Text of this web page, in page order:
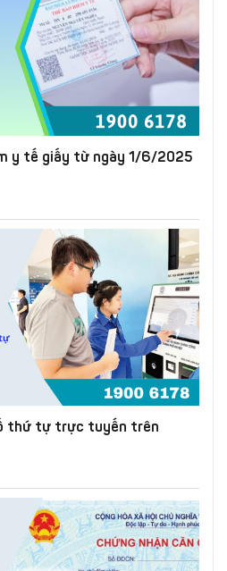
y tế giấy từ ngày 1/6/2025
thứ tự trực tuyến trên